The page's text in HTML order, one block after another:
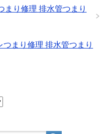
まり修理 排水管つまり
まり修理 排水管つまり